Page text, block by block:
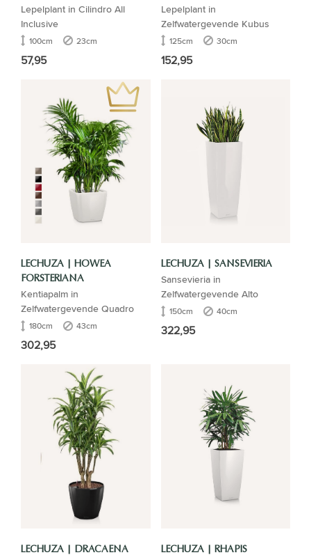
Lepelplant in Cilindro All
Inclusive
100cm 23cm
57,95
Lepelplant in
Zelfwatergevende Kubus
125cm 30cm
152,95
LECHUZA | HOWEA
FORSTERIANA
Kentiapalm in
Zelfwatergevende Quadro
180cm 43cm
302,95
LECHUZA | SANSEVIERIA
Sansevieria in
Zelfwatergevende Alto
150cm 40cm
322,95
LECHUZA | DRACAENA LECHUZA | RHAPIS